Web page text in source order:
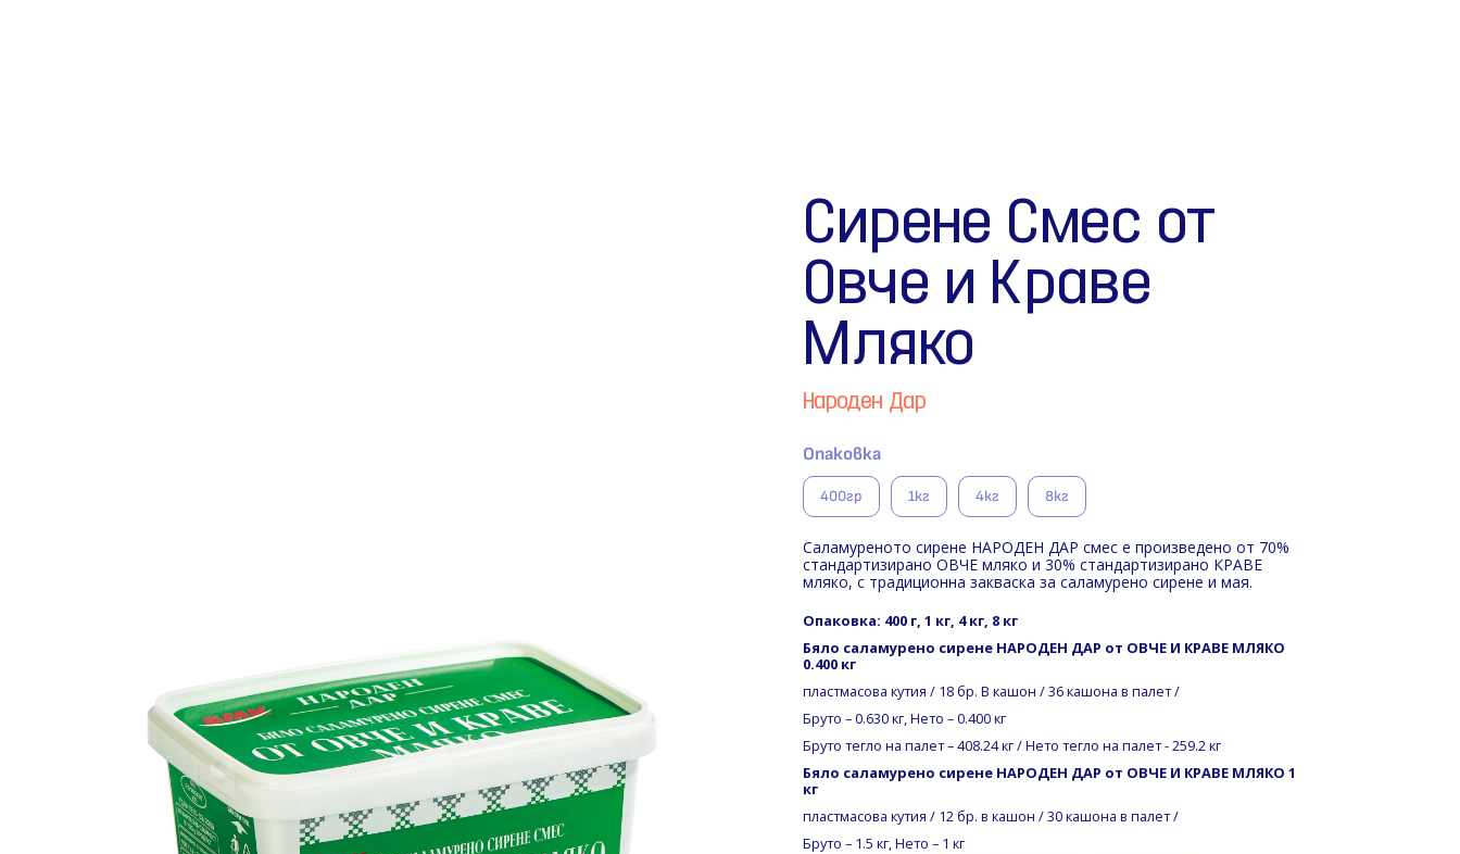
Сирене Смес от
Овче и Краве
Мляко
Народен Дар
Опаковка
400гр 1кг 4кг 8кг
Саламуреното сирене НАРОДЕН ДАР смес е произведено от 70%
стандартизирано ОВЧЕ мляко и 30% стандартизирано КРАВЕ
мляко, с традиционна закваска за саламурено сирене и мая.
Опаковка: 400 г, 1 кг, 4 кг, 8 кг
Бяло саламурено сирене НАРОДЕН ДАР от ОВЧЕ И КРАВЕ МЛЯКО
0.400 кг
пластмасова кутия / 18 бр. В кашон / 36 кашона в палет /
Бруто – 0.630 кг, Нето – 0.400 кг
Бруто тегло на палет – 408.24 кг / Нето тегло на палет- 259.2 кг
Бяло саламурено сирене НАРОДЕН ДАР от ОВЧЕ И КРАВЕ МЛЯКО 1
кг
пластмасова кутия / 12 бр. в кашон / 30 кашона в палет /
Бруто – 1.5 кг, Нето – 1 кг